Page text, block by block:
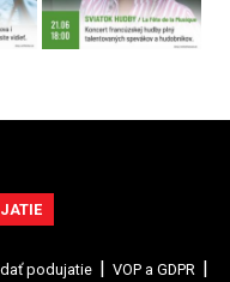
podujatie
VOP a GDPR